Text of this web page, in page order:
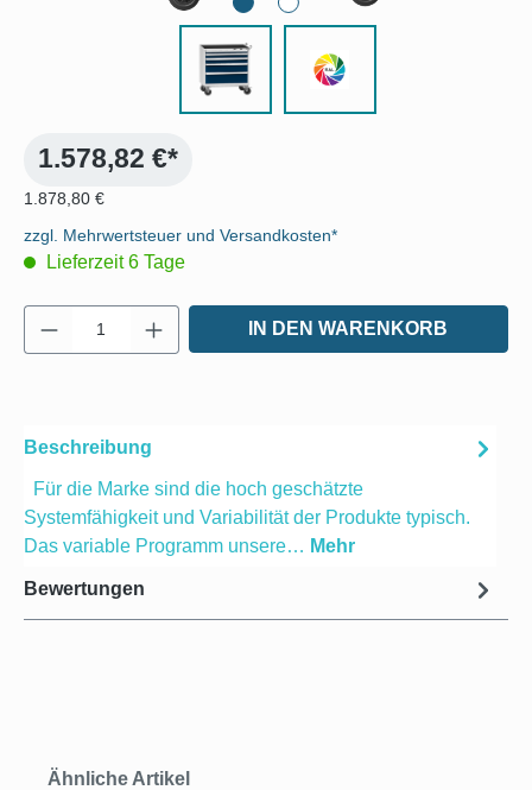
1.578,82 €*
1.878,80 €
zzgl. Mehrwertsteuer und Versandkosten*
Lieferzeit 6 Tage
Produkt Anzahl: Gib den gewünschten
IN DEN WARENKORB
Beschreibung
Für die Marke sind die hoch geschätzte
Systemfähigkeit und Variabilität der Produkte typisch.
Das variable Programm unsere… Mehr
Bewertungen
Produktgalerie überspringen
Ähnliche Artikel